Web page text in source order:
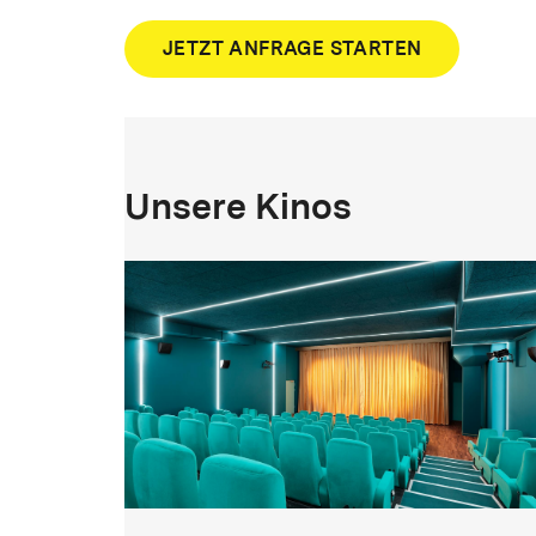
JETZT ANFRAGE STARTEN
Unsere Kinos